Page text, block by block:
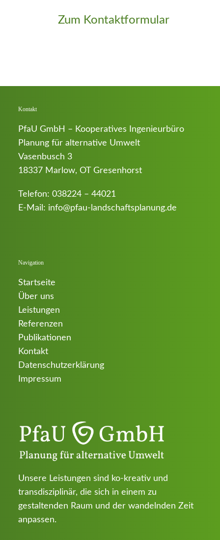
Zum Kontaktformular
Kontakt
PfaU GmbH – Kooperatives Ingenieurbüro
Planung für alternative Umwelt
Vasenbusch 3
18337 Marlow, OT Gresenhorst
Telefon:038224 – 44021
E-Mail: info@pfau-landschaftsplanung.de
Navigation
Startseite
Über uns
Leistungen
Referenzen
Publikationen
Kontakt
Datenschutzerklärung
Impressum
Unsere Leistungen sind ko-kreativ und
transdisziplinär, die sich in einem zu
gestaltenden Raum und der wandelnden Zeit
anpassen.